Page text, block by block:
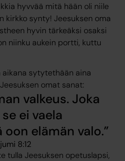
hyvvää mitä hään oli niile
kirkko synty! Jeesuksen oma
hyvin tärkeäksi osaksi
niinku aukein portti, kuttu
aikana sytytethään aina
omat sanat:
valkeus. Joka
ei vaela
oon elämän valo.
8:12
tulla Jeesuksen opetuslapsi,